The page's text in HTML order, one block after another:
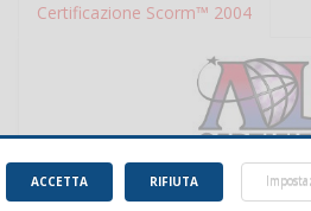
Certificazione Scorm™ 2004
RIFIUTA
ACCETTA